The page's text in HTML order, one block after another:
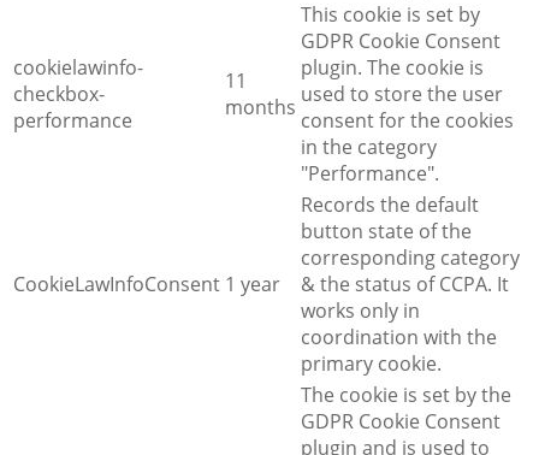
cookielawinfo-
checkbox-
performance
11
months
This cookie is set by
GDPR Cookie Consent
plugin. The cookie is
used to store the user
consent for the cookies
in the category
"Performance".
CookieLawInfoConsent 1 year
Records the default
button state of the
corresponding category
& the status of CCPA. It
works only in
coordination with the
primary cookie.
The cookie is set by the
GDPR Cookie Consent
plugin and is used to